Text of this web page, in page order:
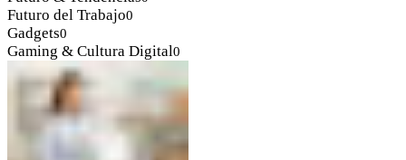
Futuro del Trabajo0
Gadgets0
Gaming & Cultura Digital0